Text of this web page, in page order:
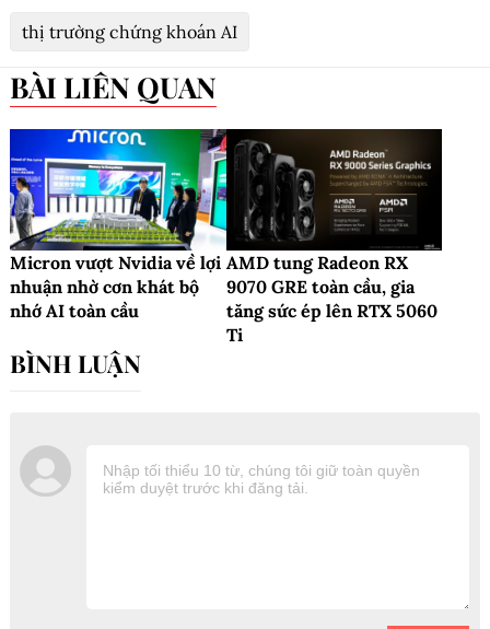
thị trường chứng khoán AI
BÀI LIÊN QUAN
Micron vượt Nvidia về lợi
nhuận nhờ cơn khát bộ
nhớ AI toàn cầu
AMD tung Radeon RX
9070 GRE toàn cầu, gia
tăng sức ép lên RTX 5060
Ti